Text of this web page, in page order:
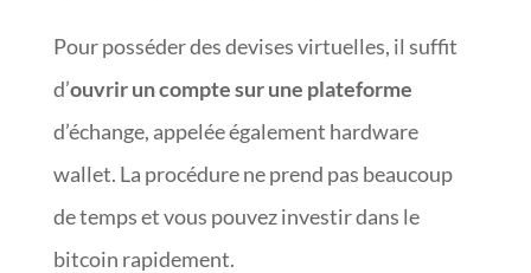
Pour posséder des devises virtuelles, il suffit
d’ouvrir un compte sur une plateforme
d’échange, appelée également hardware
wallet. La procédure ne prend pas beaucoup
de temps et vous pouvez investir dans le
bitcoin rapidement.